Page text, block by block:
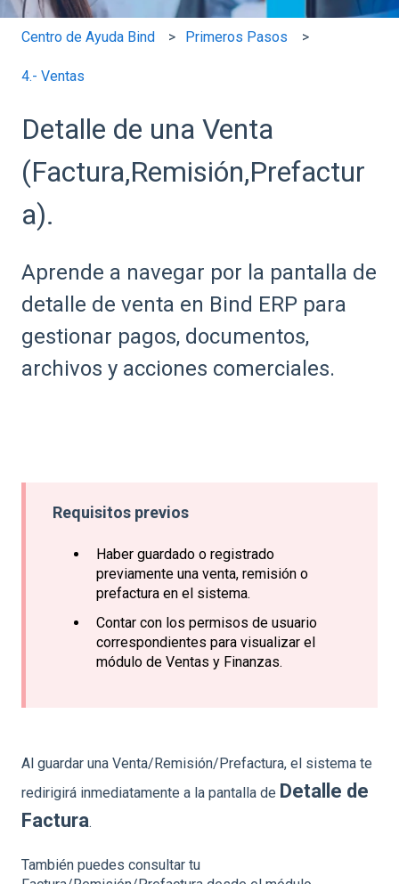
Centro de Ayuda Bind Primeros Pasos
4.- Ventas
Detalle de una Venta
(Factura,Remisión,Prefactur
a).
Aprende a navegar por la pantalla de
detalle de venta en Bind ERP para
gestionar pagos, documentos,
archivos y acciones comerciales.
Requisitos previos
Haber guardado o registrado
previamente una venta, remisión o
prefactura en el sistema.
Contar con los permisos de usuario
correspondientes para visualizar el
módulo de Ventas y Finanzas.
Al guardar una Venta/Remisión/Prefactura, el sistema te
redirigirá inmediatamente a la pantalla de Detalle de
Factura.
También puedes consultar tu